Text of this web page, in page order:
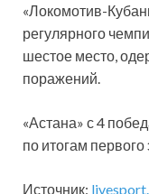
«Локомотив-
регулярного
шестое место,
поражений.
«Астана» с 4
по итогам первого
Источник: